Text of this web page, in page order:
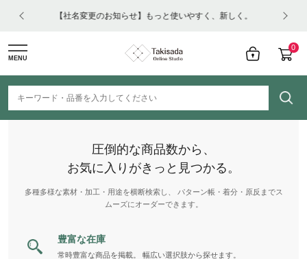
【社名変更のお知らせ】もっと使いやすく、新しく。
0
MENU
圧倒的な商品数から、
お気に入りがきっと見つかる。
多種多様な素材・加工・用途を横断検索し、 パターン帳・着分・原反までス
ムーズにオーダーできます。
豊富な在庫
常時豊富な商品を掲載。 幅広い選択肢から探せます。